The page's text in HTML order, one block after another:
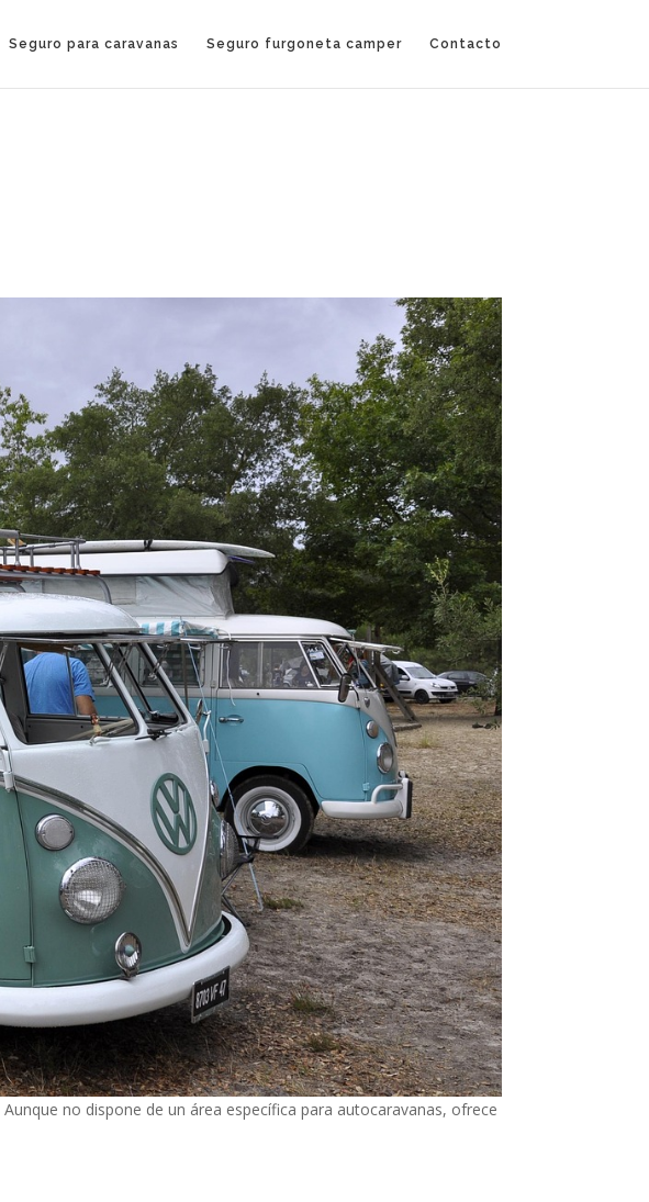
Seguro para caravanas Seguro furgoneta camper Contacto
no dispone de un área específica para autocaravanas, ofrece